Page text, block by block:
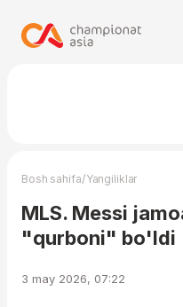
Bosh sahifa/Yangiliklar
MLS. Messi
"qurboni" bo'ldi
3 may 2026, 07:22